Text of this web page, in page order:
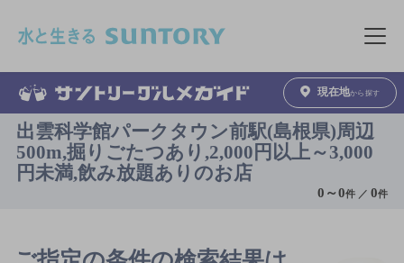
メニュ
現在地から探す
出雲科学館パークタウン前駅(島根県)周辺
500m,掘りごたつあり,2,000円以上～3,000
円未満,飲み放題ありのお店
0 ～0件 ／0件